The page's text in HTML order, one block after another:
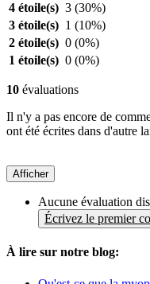
4 étoile(s) 3 (30%)
3 étoile(s) 1 (10%)
2 étoile(s) 0 (0%)
1 étoile(s) 0 (0%)
10 évaluations
Il n'y a pas encore de
ont été écrites dans d'autre
Afficher
Aucune évaluation
Écrivez le premier
À lire sur notre blog: